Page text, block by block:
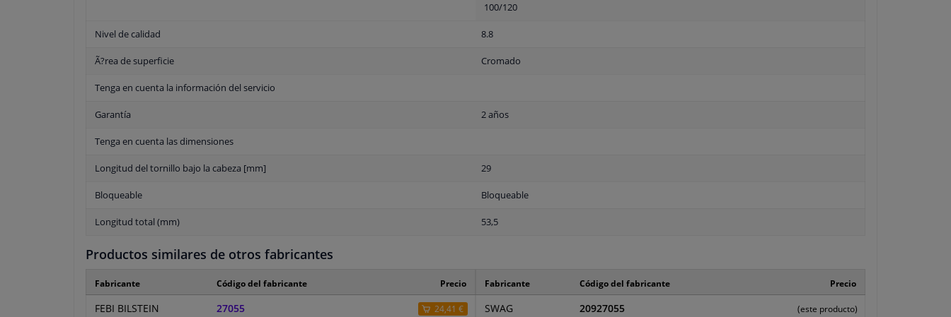
100/120
Nivel de calidad 8.8
Ã?rea de superficie Cromado
Tenga en cuenta la información del servicio
Garantía 2 años
Tenga en cuenta las dimensiones
Longitud del tornillo bajo la cabeza [mm] 29
Bloqueable Bloqueable
Longitud total (mm) 53,5
Productos similares de otros fabricantes
Fabricante Código del fabricante Precio
FEBI BILSTEIN 27055 24,41 €
Fabricante Código del fabricante Precio
SWAG 20927055 (este producto)